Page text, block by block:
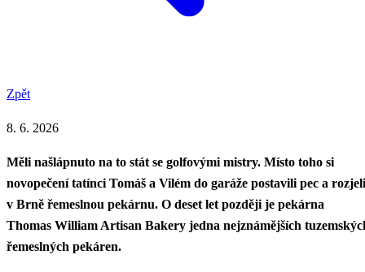
Zpět
8. 6. 2026
Měli našlápnuto na to stát se golfovými mistry. Místo toho si
novopečení tatínci Tomáš a Vilém do garáže postavili pec a rozjeli
v Brně řemeslnou pekárnu. O deset let později je pekárna
Thomas William Artisan Bakery jedna nejznámějších
řemeslných pekáren.